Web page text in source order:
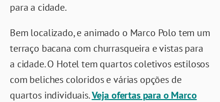
para a cidade.
Bem localizado, e animado o Marco Polo tem um
terraço bacana com churrasqueira e vistas para
a cidade. O Hotel tem quartos coletivos estilosos
com beliches coloridos e várias opções de
quartos individuais.Veja ofertas para o Marco